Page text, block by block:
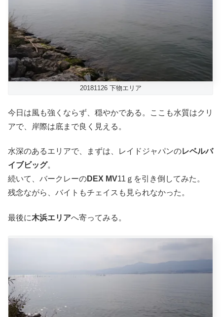
20181126 下物エリア
今日は風も強くならず、穏やかである。ここも水質はクリ
アで、岸際は底まで良く見える。
水深のあるエリアで、まずは、レイドジャパンのレベルバ
イブビッグ。
続いて、バークレーのDEX MV11ｇを引き倒してみた。
残念ながら、バイトもチェイスも見られなかった。
最後に木浜エリアへ寄ってみる。